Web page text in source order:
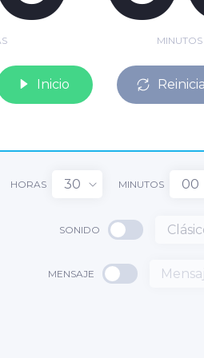
MINUTOS
Inicio
HORAS 30 MINUTOS 00
SONIDO
MENSAJE